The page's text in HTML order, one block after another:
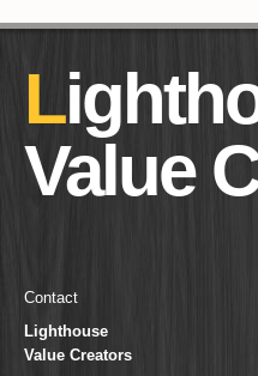
Value
Contact
Lighthouse
Value Creators